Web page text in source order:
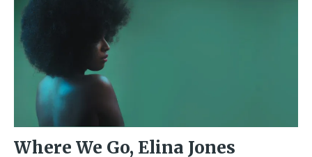
Where We Go, Elina Jones